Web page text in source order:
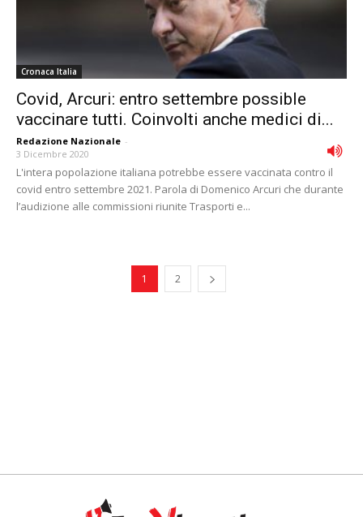
Cronaca Italia
Covid, Arcuri: entro settembre possible
vaccinare tutti. Coinvolti anche medici di...
Redazione Nazionale -
3 Dicembre 2020
L'intera popolazione italiana potrebbe essere vaccinata contro il
covid entro settembre 2021. Parola di Domenico Arcuri che durante
l’audizione alle commissioni riunite Trasporti e...
1 2